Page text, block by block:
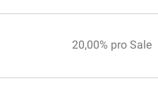
20,00% pro Sale